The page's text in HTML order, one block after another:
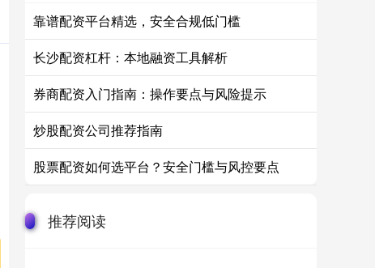
靠谱配资平台精选，安全合规低门槛
长沙配资杠杆：本地融资工具解析
券商配资入门指南：操作要点与风险提示
炒股配资公司推荐指南
股票配资如何选平台？安全门槛与风控要点
推荐阅读